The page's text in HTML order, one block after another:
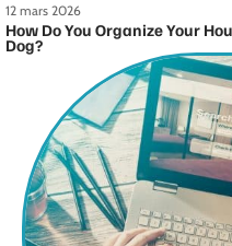
12 mars 2026
How Do You Organize Your
Dog?